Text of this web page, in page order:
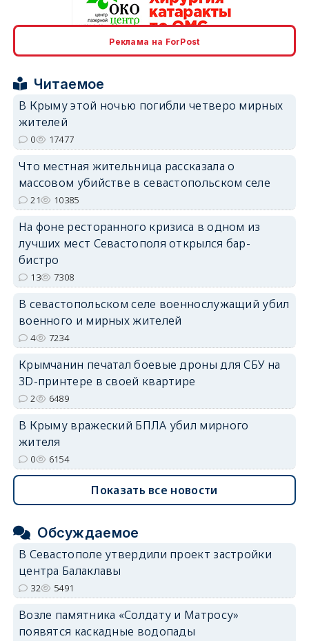
erid: 2SDnjcrDNw6
erid: 2SDnjdPjgYS
erid: 2SDnjdvhGXG
Реклама на ForPost
Читаемое
В Крыму этой ночью погибли четверо мирных
жителей
0 17477
Что местная жительница рассказала о
массовом убийстве в севастопольском селе
21 10385
На фоне ресторанного кризиса в одном из
лучших мест Севастополя открылся бар-
бистро
13 7308
В севастопольском селе военнослужащий убил
военного и мирных жителей
4 7234
Крымчанин печатал боевые дроны для СБУ на
3D-принтере в своей квартире
2 6489
В Крыму вражеский БПЛА убил мирного
жителя
0 6154
Показать все новости
Обсуждаемое
В Севастополе утвердили проект застройки
центра Балаклавы
32 5491
Возле памятника «Солдату и Матросу»
появятся каскадные водопады